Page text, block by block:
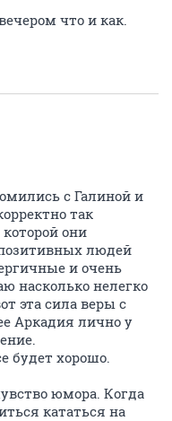
что и как.
с Галиной и
так
они
людей
и очень
насколько нелегко
эта сила веры с
Аркадия лично у
будет хорошо.
юмора. Когда
кататься на